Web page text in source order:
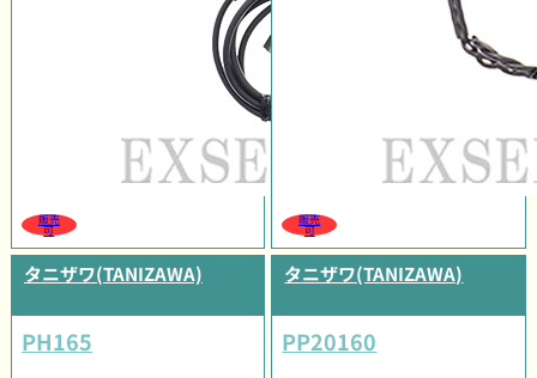
販売
可
販売
可
タニザワ(TANIZAWA)
PH165
タニザワ(TANIZAWA)
PP20160